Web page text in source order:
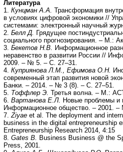
Литература
1. Кунцман А.А. Трансформация
в условиях цифровой экономики //
системами: электронный научный
2. Белл Д. Грядущее
социального прогнозирования. – М.:
3. Бекетов Н.В. Информационное
неравенство в развитии России //
2009. – № 5. – С. 27–31.
4. Куприянова Л.М., Ефимова О.Н.
современный этап развития новой
Банки. – 2014. – № 3 (8). – С. 27–51.
5. Тоффлер Э. Третья волна. – М.:
6. Вартанова Е.Л. Новые проблемы и
Информационное общество. – 2001. –
7. Ziyae et al. The deployment and
business in the digital entrepreneurship
Entrepreneurship Research 2014, 4:15
8. Gates B. Business Business @ the
Press, 2001.